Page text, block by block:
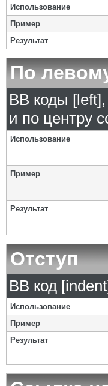
Использование
Пример
Результат
По
BB коды
и по центру
Использование
Пример
Результат
Отступ
BB код
Использование
Пример
Результат